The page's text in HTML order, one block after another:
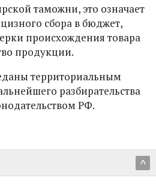
таможни, это означает
сбора в бюджет,
происхождения товара
продукции.
территориальным
разбирательства
РФ.
^